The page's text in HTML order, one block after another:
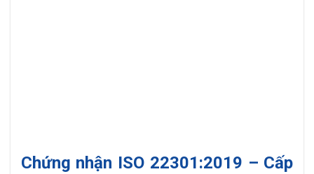
Chứng nhận ISO 22301:2019 – Cấp